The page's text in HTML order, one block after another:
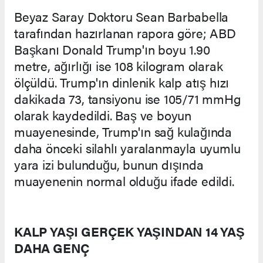
Beyaz Saray Doktoru Sean Barbabella
tarafından hazırlanan rapora göre; ABD
Başkanı Donald Trump'ın boyu 1.90
metre, ağırlığı ise 108 kilogram olarak
ölçüldü. Trump'ın dinlenik kalp atış hızı
dakikada 73, tansiyonu ise 105/71 mmHg
olarak kaydedildi. Baş ve boyun
muayenesinde, Trump'ın sağ kulağında
daha önceki silahlı yaralanmayla uyumlu
yara izi bulunduğu, bunun dışında
muayenenin normal olduğu ifade edildi.
KALP YAŞI GERÇEK YAŞINDAN 14 YAŞ
DAHA GENÇ